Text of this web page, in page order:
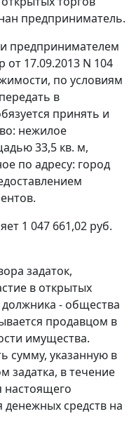
предприниматель.
предпринимателем
от 17.09.2013 N 104
по условиям
в
принять и
нежилое
33,5 кв. м,
по адресу: город
1 047 661,02 руб.
задаток,
в открытых
- общества
продавцом в
имущества.
сумму, указанную в
задатка, в течение
настоящего
денежных средств на